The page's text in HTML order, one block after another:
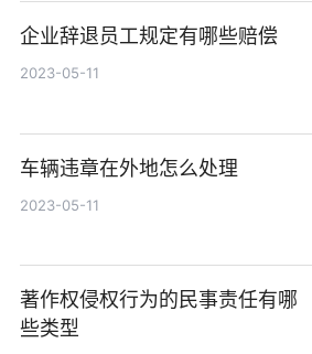
企业辞退员工规定有哪些赔偿
2023-05-11
车辆违章在外地怎么处理
2023-05-11
著作权侵权行为的民事责任有哪
些类型